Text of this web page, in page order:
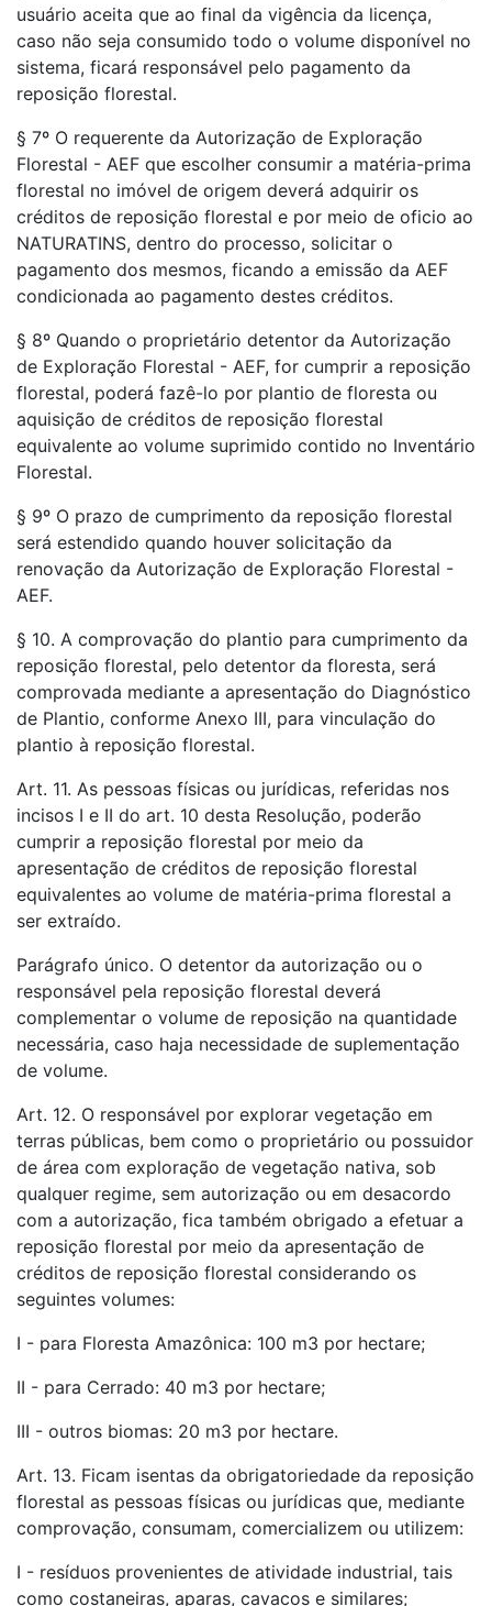
usuário aceita que ao final da vigência da licença,
caso não seja consumido todo o volume disponível no
sistema, ficará responsável pelo pagamento da
reposição florestal.
§ 7º O requerente da Autorização de Exploração
Florestal - AEF que escolher consumir a matéria-prima
florestal no imóvel de origem deverá adquirir os
créditos de reposição florestal e por meio de oficio ao
NATURATINS, dentro do processo, solicitar o
pagamento dos mesmos, ficando a emissão da AEF
condicionada ao pagamento destes créditos.
§ 8º Quando o proprietário detentor da Autorização
de Exploração Florestal - AEF, for cumprir a reposição
florestal, poderá fazê-lo por plantio de floresta ou
aquisição de créditos de reposição florestal
equivalente ao volume suprimido contido no Inventário
Florestal.
§ 9º O prazo de cumprimento da reposição florestal
será estendido quando houver solicitação da
renovação da Autorização de Exploração Florestal -
AEF.
§ 10. A comprovação do plantio para cumprimento da
reposição florestal, pelo detentor da floresta, será
comprovada mediante a apresentação do Diagnóstico
de Plantio, conforme Anexo III, para vinculação do
plantio à reposição florestal.
Art. 11. As pessoas físicas ou jurídicas, referidas nos
incisos I e II do art. 10 desta Resolução, poderão
cumprir a reposição florestal por meio da
apresentação de créditos de reposição florestal
equivalentes ao volume de matéria-prima florestal a
ser extraído.
Parágrafo único. O detentor da autorização ou o
responsável pela reposição florestal deverá
complementar o volume de reposição na quantidade
necessária, caso haja necessidade de suplementação
de volume.
Art. 12. O responsável por explorar vegetação em
terras públicas, bem como o proprietário ou possuidor
de área com exploração de vegetação nativa, sob
qualquer regime, sem autorização ou em desacordo
com a autorização, fica também obrigado a efetuar a
reposição florestal por meio da apresentação de
créditos de reposição florestal considerando os
seguintes volumes:
I - para Floresta Amazônica: 100 m3 por hectare;
II - para Cerrado: 40 m3 por hectare;
III - outros biomas: 20 m3 por hectare.
Art. 13. Ficam isentas da obrigatoriedade da reposição
florestal as pessoas físicas ou jurídicas que, mediante
comprovação, consumam, comercializem ou utilizem:
I - resíduos provenientes de atividade industrial, tais
como costaneiras, aparas, cavacos e similares;